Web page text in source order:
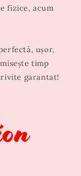
fizice, acum
ușor,
timp
garantat!